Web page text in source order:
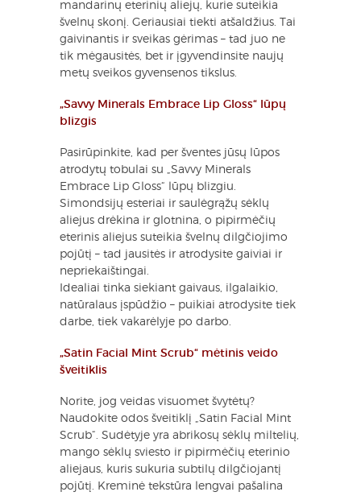
mandarinų eterinių aliejų, kurie suteikia
švelnų skonį. Geriausiai tiekti atšaldžius. Tai
gaivinantis ir sveikas gėrimas – tad juo ne
tik mėgausitės, bet ir įgyvendinsite naujų
metų sveikos gyvensenos tikslus.
„Savvy Minerals Embrace Lip Gloss“ lūpų
blizgis
Pasirūpinkite, kad per šventes jūsų lūpos
atrodytų tobulai su „Savvy Minerals
Embrace Lip Gloss“ lūpų blizgiu.
Simondsijų esteriai ir saulėgrąžų sėklų
aliejus drėkina ir glotnina, o pipirmėčių
eterinis aliejus suteikia švelnų dilgčiojimo
pojūtį – tad jausitės ir atrodysite gaiviai ir
nepriekaištingai.
Idealiai tinka siekiant gaivaus, ilgalaikio,
natūralaus įspūdžio – puikiai atrodysite tiek
darbe, tiek vakarėlyje po darbo.
„Satin Facial Mint Scrub“ mėtinis veido
šveitiklis
Norite, jog veidas visuomet švytėtų?
Naudokite odos šveitiklį „Satin Facial Mint
Scrub“. Sudėtyje yra abrikosų sėklų miltelių,
mango sėklų sviesto ir pipirmėčių eterinio
aliejaus, kuris sukuria subtilų dilgčiojantį
pojūtį. Kreminė tekstūra lengvai pašalina